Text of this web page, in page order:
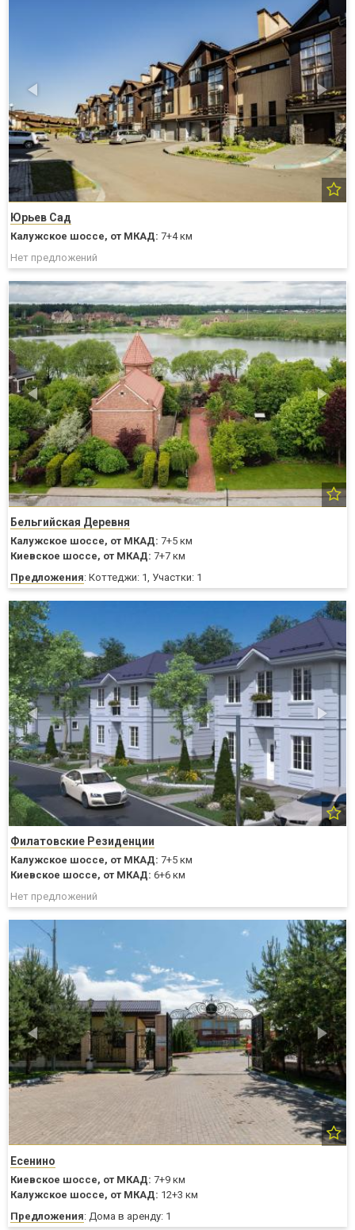
Юрьев Сад
Калужское шоссе, от МКАД: 7+4 км
Нет предложений
Бельгийская Деревня
Калужское шоссе, от МКАД: 7+5 км
Киевское шоссе, от МКАД: 7+7 км
Предложения: Коттеджи: 1, Участки: 1
Филатовские Резиденции
Калужское шоссе, от МКАД: 7+5 км
Киевское шоссе, от МКАД: 6+6 км
Нет предложений
Есенино
Киевское шоссе, от МКАД: 7+9 км
Калужское шоссе, от МКАД: 12+3 км
Предложения: Дома в аренду: 1